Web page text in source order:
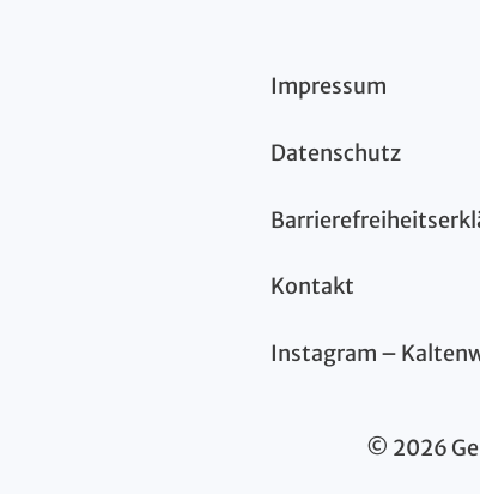
Impressum
Datenschutz
Kontakt
Instagram –
© 2026